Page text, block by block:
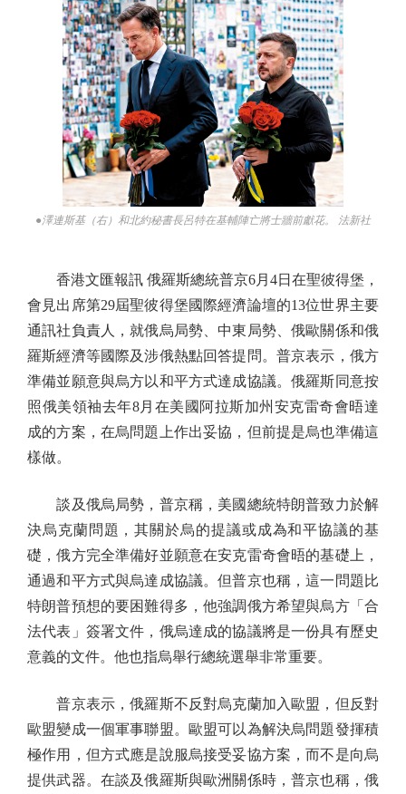
●澤連斯基（右）和北約秘書長呂特在基輔陣亡將士牆前獻花。 法新社
香港文匯報訊 俄羅斯總統普京6月4日在聖彼得堡，
會見出席第29屆聖彼得堡國際經濟論壇的13位世界主要
通訊社負責人，就俄烏局勢、中東局勢、俄歐關係和俄
羅斯經濟等國際及涉俄熱點回答提問。普京表示，俄方
準備並願意與烏方以和平方式達成協議。俄羅斯同意按
照俄美領袖去年8月在美國阿拉斯加州安克雷奇會晤達
成的方案，在烏問題上作出妥協，但前提是烏也準備這
樣做。
談及俄烏局勢，普京稱，美國總統特朗普致力於解
決烏克蘭問題，其關於烏的提議或成為和平協議的基
礎，俄方完全準備好並願意在安克雷奇會晤的基礎上，
通過和平方式與烏達成協議。但普京也稱，這一問題比
特朗普預想的要困難得多，他強調俄方希望與烏方「合
法代表」簽署文件，俄烏達成的協議將是一份具有歷史
意義的文件。他也指烏舉行總統選舉非常重要。
普京表示，俄羅斯不反對烏克蘭加入歐盟，但反對
歐盟變成一個軍事聯盟。歐盟可以為解決烏問題發揮積
極作用，但方式應是說服烏接受妥協方案，而不是向烏
提供武器。在談及俄羅斯與歐洲關係時，普京也稱，俄